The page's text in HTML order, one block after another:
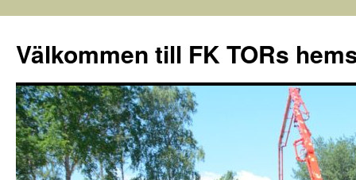
Välkommen till FK TORs